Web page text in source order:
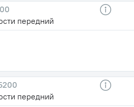
передний
передний